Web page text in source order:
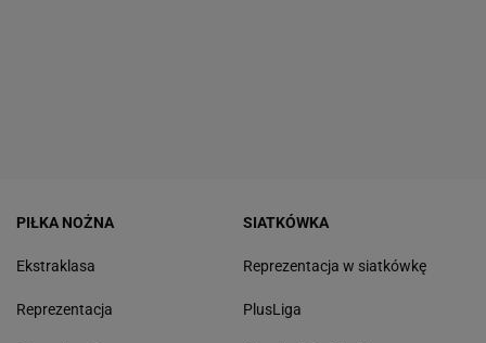
PIŁKA NOŻNA
Ekstraklasa
Reprezentacja
SIATKÓWKA
Reprezentacja w siatkówkę
PlusLiga